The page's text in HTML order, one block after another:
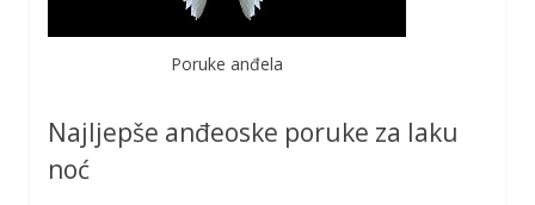
Poruke anđela
Najljepše anđeoske poruke za laku
noć